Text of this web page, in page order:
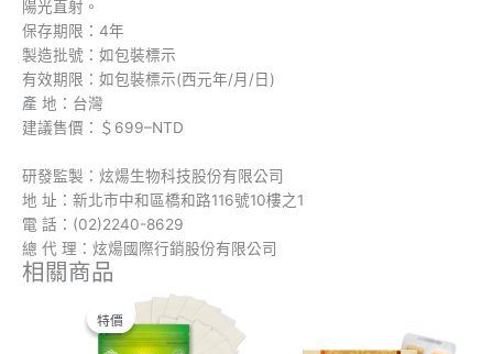
陽光直射。
保存期限：4年
製造批號：如包裝標示
有效期限：如包裝標示(西元年/月/日)
產 地：台灣
建議售價：＄699–NTD
研發監製：炫煬生物科技股份有限公司
地 址：新北市中和區橋和路116號10樓之1
電 話：(02)2240-8629
總 代 理：炫煬國際行銷股份有限公司
相關商品
特價
特價
產
品